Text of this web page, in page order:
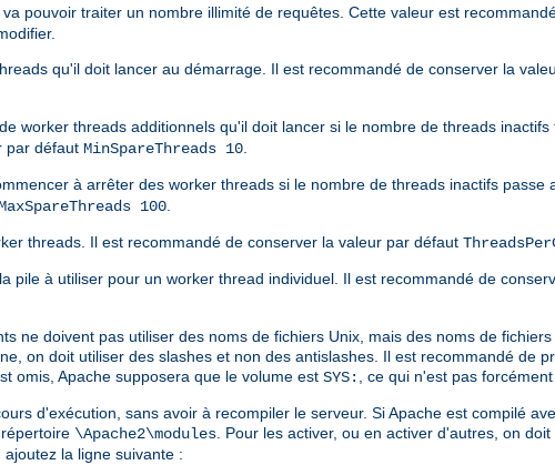
pouvoir traiter un nombre illimité de requêtes. Cette valeur est
qu'il doit lancer au démarrage. Il est recommandé de conserver la
worker threads additionnels qu'il doit lancer si le nombre de threads inactifs
par défaut MinSpareThreads 10.
à arrêter des worker threads si le nombre de threads inactifs passe
100.
threads. Il est recommandé de conserver la valeur par défaut
pile à utiliser pour un worker thread individuel. Il est recommandé de
ne doivent pas utiliser des noms de fichiers Unix, mais des noms de fichiers
on doit utiliser des slashes et non des antislashes. Il est recommandé de
omis, Apache supposera que le volume est SYS: , ce qui n'est pas
d'exécution, sans avoir à recompiler le serveur. Si Apache est compilé
\Apache2\modules. Pour les activer, ou en activer d'autres, on doit
la ligne suivante :